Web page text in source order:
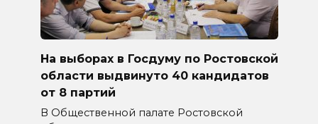
На выборах в Госдуму по Ростовской
области выдвинуто 40 кандидатов
от 8 партий
В Общественной палате Ростовской